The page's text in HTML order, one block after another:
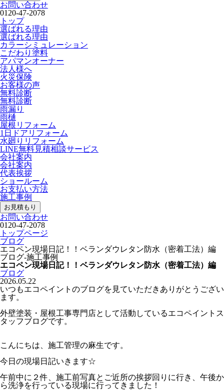
お問い合わせ
0120-47-2078
トップ
選ばれる理由
選ばれる理由
カラーシミュレーション
こだわり塗料
アパマンオーナー
法人様へ
火災保険
お客様の声
無料診断
無料診断
雨漏り
雨樋
屋根リフォーム
1日ドアリフォーム
水廻りリフォーム
LINE無料見積相談サービス
会社案内
会社案内
代表挨拶
ショールーム
お支払い方法
施工事例
お見積もり
お問い合わせ
0120-47-2078
トップページ
ブログ
エコペン現場日記！！ベランダウレタン防水（密着工法）編
ブログ-施工事例
エコペン現場日記！！ベランダウレタン防水（密着工法）編
ブログ
2026.05.22
いつもエコペイントのブログを見ていただきありがとうござい
ます。
外壁塗装・屋根工事専門店として活動しているエコペイントス
タッフブログです。
こんにちは、施工管理の麻生です。
今日の現場日記いきます☆
午前中に２件、施工前写真とご近所の挨拶回りに行き、午後か
ら洗浄を行っている現場に行ってきました！